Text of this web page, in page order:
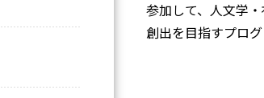
参加して、人文学
創出を目指すプログ